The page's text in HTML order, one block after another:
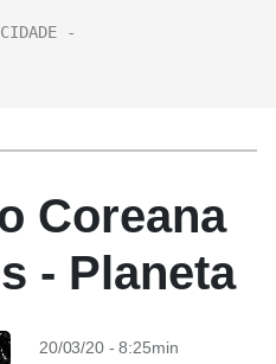
Coreana
- Planeta
20/03/20 - 8:25min